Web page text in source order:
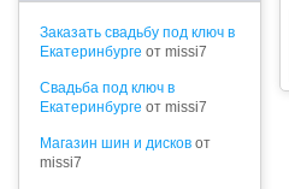
Заказать свадьбу под ключ в
Екатеринбурге от missi7
Cвадьба под ключ в
Екатеринбурге от missi7
Магазин шин и дисков от
missi7